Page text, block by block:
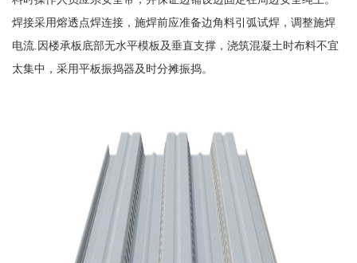
焊接采用熔透点焊连接，施焊前应准备边角料引弧试焊，调整施焊
电流.因楼承板底部无水平模板及垂直支撑，浇筑混凝土时布料不宜
太集中，采用平板振捣器及时分摊振捣。